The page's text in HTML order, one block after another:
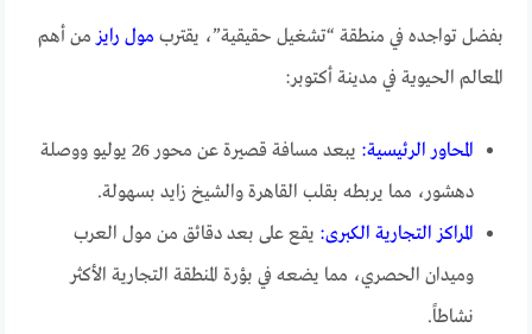
بفضل تواجده في منطقة “تشغيل حقيقية”، يقترب مول رايزمن أهم
المعالم الحيوية في مدينة أكتوبر:
المحاور الرئيسية:
يبعد مسافة قصيرة عن محور 26 يوليو ووصلة
دهشور، مما يربطه بقلب القاهرة والشيخ زايد بسهولة.
المراكز التجارية الكبرى: يقع على بعد دقائق من مول العرب
وميدان الحصري، مما يضعه في بؤرة المنطقة التجارية الأكثر
نشاطاً.